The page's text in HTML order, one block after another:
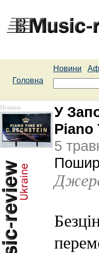
Новини
Головна
Новина
У
Piano
5